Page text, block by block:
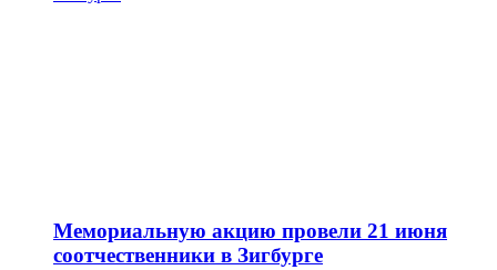
Мемориальную акцию провели 21 июня
соотчественники в Зигбурге